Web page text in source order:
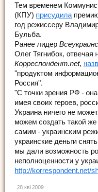
Тем временем
(КПУ) присудила
год режиссеру
Бульба.
Ранее лидер
Олег Тягнибок, отвечая
Корреспондент.net,
"продуктом
Россия".
"С точки зрения РФ -
имея своих героев,
Украина ничего не
можем создать такой
самим - украинским
украинские деньги
мы дали возможность
неполноценности у
http://korrespondent.net/
28 кві 2009